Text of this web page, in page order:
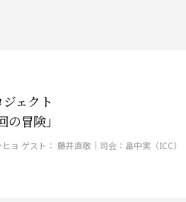
ェクト
冒険」
ョ ゲスト： 藤井直敬｜司会：畠中実（ICC）